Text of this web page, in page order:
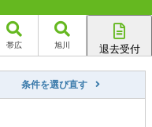
帯広 旭川 退去受付
旭川店
条件を選び直す